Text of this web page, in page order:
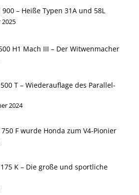
900 – Heiße Typen 31A und 58L
H1 Mach III – Der Witwenmacher
T – Wiederauflage des Parallel-
2024
F wurde Honda zum V4-Pionier
K – Die große und sportliche